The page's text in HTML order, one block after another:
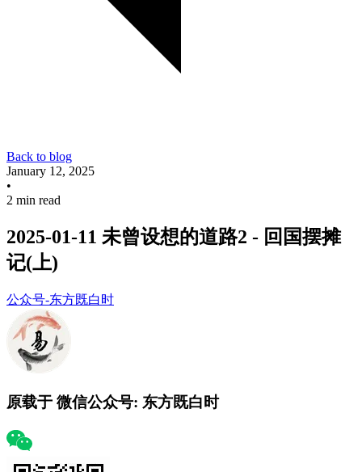
Back to blog
January 12, 2025
•
2 min read
2025-01-11 未曾设想的道路2 - 回国摆摊
记(上)
公众号-东方既白时
原载于 微信公众号: 东方既白时